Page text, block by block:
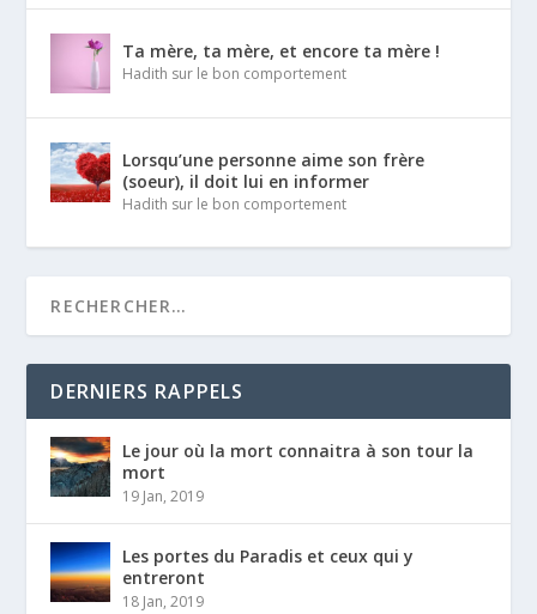
Ta mère, ta mère, et encore ta mère !
Hadith sur le bon comportement
Lorsqu’une personne aime son frère
(soeur), il doit lui en informer
Hadith sur le bon comportement
DERNIERS RAPPELS
Le jour où la mort connaitra à son tour la
mort
19 Jan, 2019
Les portes du Paradis et ceux qui y
entreront
18 Jan, 2019